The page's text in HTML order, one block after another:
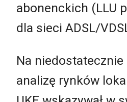
abonenckich (LLU
dla sieci ADSL/
Na niedostatecznie
analizę rynków